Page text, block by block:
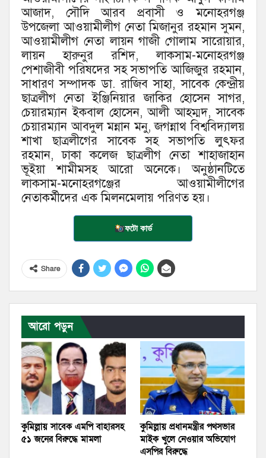
আজাদ, সৌদি আরব প্রবাসী ও মনোহরগঞ্জ
উপজেলা আওয়ামীলীগ নেতা মিজানুর রহমান সুমন,
আওয়ামীলীগ নেতা লায়ন গাজী গোলাম সারোয়ার,
লায়ন হারুনুর রশিদ, লাকসাম-মনোহরগঞ্জ
পেশাজীবী পরিষদের সহ সভাপতি আজিজুর রহমান,
সাধারণ সম্পাদক ডা. রাজিব সাহা, সাবেক কেন্দ্রীয়
ছাত্রলীগ নেতা ইঞ্জিনিয়ার জাকির হোসেন সাগর,
চেয়ারম্যান ইকবাল হোসেন, আলী আহম্মদ, সাবেক
চেয়ারম্যান আবদুল মন্নান মনু, জগন্নাথ বিশ্ববিদ্যালয়
শাখা ছাত্রলীগের সাবেক সহ সভাপতি লুৎফর
রহমান, ঢাকা কলেজ ছাত্রলীগ নেতা শাহাজাহান
ভূইয়া শামীমসহ আরো অনেকে। অনুষ্ঠানটিতে
লাকসাম-মনোহরগঞ্জের আওয়ামীলীগের
নেতাকর্মীদের এক মিলনমেলায় পরিণত হয়।
ফটো কার্ড
Share
আরো পড়ুন
কুমিল্লায় সাবেক এমপি বাহারসহ
৫১ জনের বিরুদ্ধে মামলা
কুমিল্লায় প্রধানমন্ত্রীর পথসভার
মাইক খুলে নেওয়ার অভিযোগ
এসপির বিরুদ্ধে